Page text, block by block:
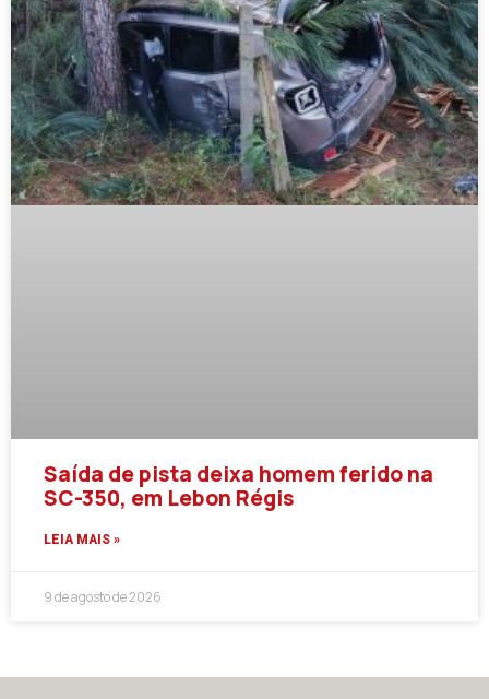
Saída de pista deixa homem ferido na
SC-350, em Lebon Régis
LEIA MAIS »
9 de agosto de 2026